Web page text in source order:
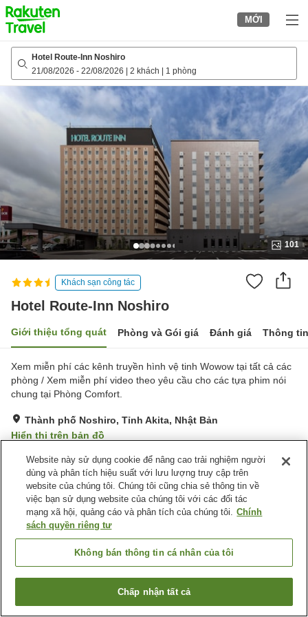
to
top
page
MỚI
Hotel Route-Inn Noshiro
21/08/2026 - 22/08/2026 2 khách 1 phòng
101
Khách sạn công tác
Hotel Route-Inn Noshiro
Giới thiệu tổng quát Phòng và Gói giá Đánh giá Thông
Xem miễn phí các kênh truyền hình vệ tinh Wowow tại tất cả các
phòng / Xem miễn phí video theo yêu cầu cho các tựa phim nói
chung tại Phòng Comfort.
Thành phố Noshiro, Tỉnh Akita, Nhật Bản
Hiển thị trên bản đồ
Rất tốt Đánh giá:323 lượt
Tiện nghi chỗ nghỉ
Bãi đỗ xe
Spa / Salon
Nhà hàng
Trang chủ Nhật Bản Tỉnh Akita
Thành phố Noshiro
Hotel Route-Inn Noshiro
Tìm phòng trống
Website này sử dụng cookie để nâng cao trải nghiệm người
dùng và phân tích hiệu suất với lưu lượng truy cập trên
website của chúng tôi. Chúng tôi cũng chia sẻ thông tin về
việc bạn sử dụng website của chúng tôi với các đối tác
mạng xã hội, quảng cáo và phân tích của chúng tôi. Chính
sách quyền riêng tư
Không bán thông tin cá nhân của tôi
Chấp nhận tất cả